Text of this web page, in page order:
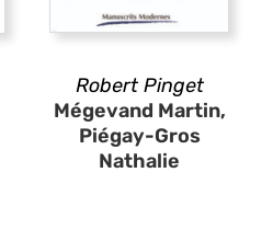
Robert Pinget
Mégevand Martin,
Piégay-Gros
Nathalie